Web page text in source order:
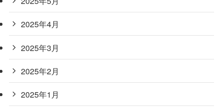
2025年4月
2025年3月
2025年2月
2025年1月